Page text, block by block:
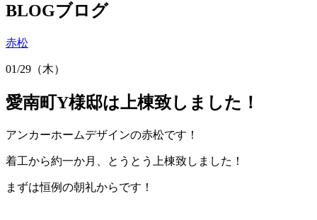
BLOGブログ
赤松
01/29（木）
愛南町Y様邸は上棟致しました！
アンカーホームデザインの赤松です！
着工から約一か月、とうとう上棟致しました！
まずは恒例の朝礼からです！